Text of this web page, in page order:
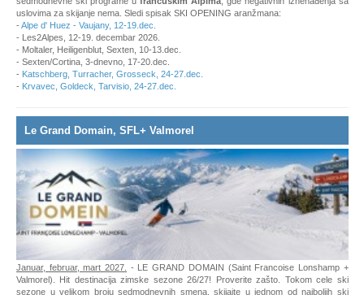
-Alpe d' Huez - Vaujany, 12-19.dec.
- Les2Alpes, 12-19. decembar 2026.
- Moltaler, Heiligenblut, Sexten, 10-13.dec.
- Sexten/Cortina, 3-dnevno, 17-20.dec.
Katschberg, Turracher, Grosseck, 24-27.dec.
Krvavec, Goldeck, Tarvisio, 24-27.dec.
Le Grand Domain, SFL+ Valmorel
Januar, februar, mart 2027.
- LE GRAND DOMAIN (Saint Francoise Lonshamp +
Valmorel). Hit destinacija zimske sezone 26/27! Proverite zašto. Tokom cele ski
sezone u velikom broju sedmodnevnih smena, skijajte u jednom od najboljih ski
domena Savojskih Alpa i Francuske, veličanstvenom La Grande Domain-u, koji